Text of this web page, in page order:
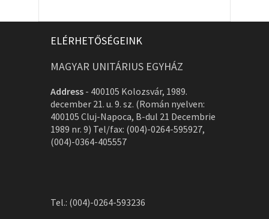
ELÉRHETŐSÉGEINK
MAGYAR UNITÁRIUS EGYHÁZ
Address - 400105 Kolozsvár, 1989.
december 21. u. 9. sz. (Román nyelven:
400105 Cluj-Napoca, B-dul 21 Decembrie
1989 nr. 9) Tel/fax: (004)-0264-595927,
(004)-0364-405557
Tel.: (004)-0264-593236